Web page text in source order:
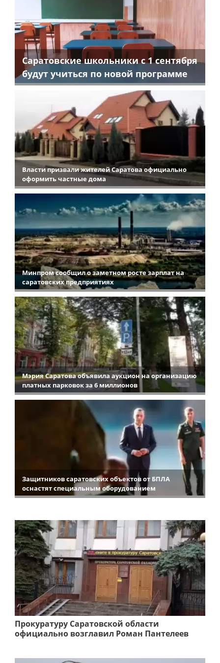
Саратовские школьники с 1 сентября
будут учиться по новой программе
Власти призвали жителей Саратова официально
оформить частные дома
Минпром сообщил о заметном росте зарплат на
саратовских предприятиях
Мэрия Саратова объявила аукцион на организацию
платных парковок за 6 миллионов
Защитников саратовских объектов от БПЛА
оснастят специальным оборудованием
Прокуратуру Саратовской области
официально возглавил Роман Пантелеев